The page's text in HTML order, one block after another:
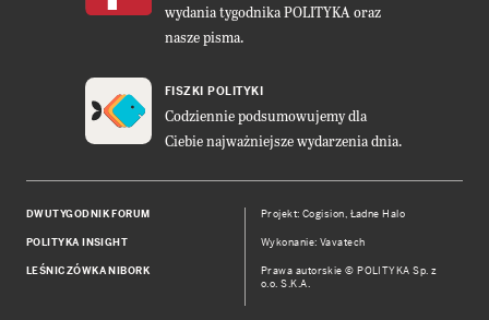
wydania tygodnika POLITYKA oraz
nasze pisma.
FISZKI POLITYKI
Codziennie podsumowujemy dla
Ciebie najważniejsze wydarzenia dnia.
DWUTYGODNIK FORUM
POLITYKA INSIGHT
LEŚNICZÓWKA NIBORK
Projekt:Cogision, Ładne Halo
Wykonanie: Vavatech
Prawa autorskie © POLITYKA Sp. z
o.o. S.K.A.